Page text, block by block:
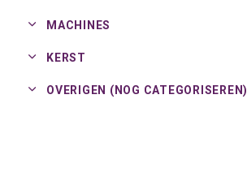
MACHINES
KERST
OVERIGEN (NOG CATEGORISEREN)